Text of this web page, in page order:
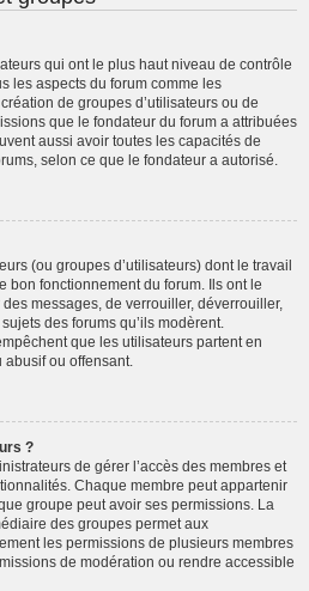
qui ont le plus haut niveau de contrôle
les aspects du forum comme les
de groupes d’utilisateurs ou de
que le fondateur du forum a attribuées
aussi avoir toutes les capacités de
selon ce que le fondateur a autorisé.
(ou groupes d’utilisateurs) dont le travail
bon fonctionnement du forum. Ils ont le
messages, de verrouiller, déverrouiller,
des forums qu’ils modèrent.
que les utilisateurs partent en
ou offensant.
?
de gérer l’accès des membres et
Chaque membre peut appartenir
groupe peut avoir ses permissions. La
des groupes permet aux
les permissions de plusieurs membres
de modération ou rendre accessible